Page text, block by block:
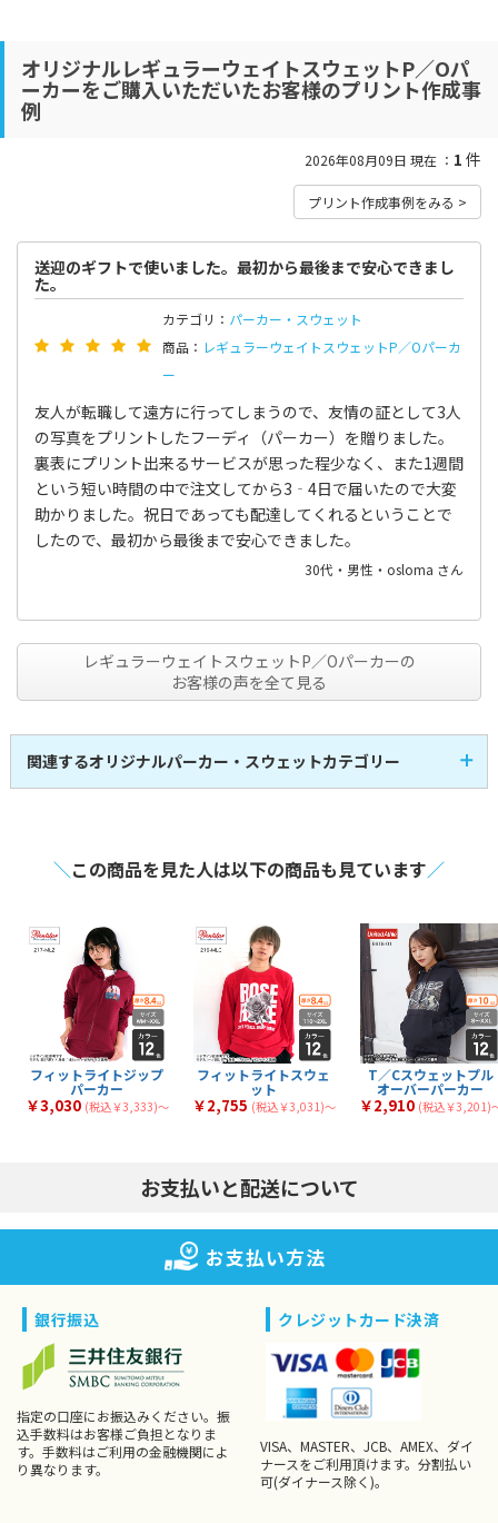
オリジナルレギュラーウェイトスウェットP／Oパ
ーカーをご購入いただいたお客様のプリント作成事
例
2026年08月09日 現在 ： 1 件
プリント作成事例をみる >
送迎のギフトで使いました。最初から最後まで安心できまし
た。
カテゴリ： パーカー・スウェット
商品： レギュラーウェイトスウェットP／Oパーカ
ー
友人が転職して遠方に行ってしまうので、友情の証として3人
の写真をプリントしたフーディ（パーカー）を贈りました。
裏表にプリント出来るサービスが思った程少なく、また1週間
という短い時間の中で注文してから3‐4日で届いたので大変
助かりました。祝日であっても配達してくれるということで
したので、最初から最後まで安心できました。
30代・男性・osloma さん
レギュラーウェイトスウェットP／Oパーカーの
お客様の声を全て見る
関連するオリジナルパーカー・スウェットカテゴリー
スウェットパンツ
全4商品
ー
全12商品
フードプリントパーカ
＼この商品を見た人は以下の商品も見ています／
フィットライトジップ
パーカー
￥3,030 (税込￥3,333)〜
フィットライトスウェ
ット
￥2,755 (税込￥3,031)〜
T／Cスウェットプル
オーバーパーカー
￥2,910 (税込￥3,201)
お支払いと配送について
お支払い方法
銀行振込
指定の口座にお振込みください。振
込手数料はお客様ご負担となりま
す。手数料はご利用の金融機関によ
り異なります。
クレジットカード決済
VISA、MASTER、JCB、AMEX、ダイ
ナースをご利用頂けます。分割払い
可(ダイナース除く)。